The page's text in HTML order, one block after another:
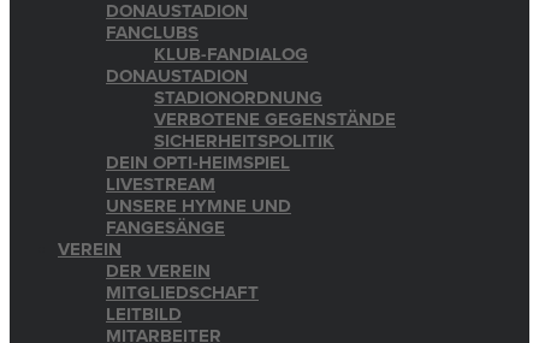
DONAUSTADION
FANCLUBS
KLUB-FANDIALOG
DONAUSTADION
STADIONORDNUNG
VERBOTENE GEGENSTÄNDE
SICHERHEITSPOLITIK
DEIN OPTI-HEIMSPIEL
LIVESTREAM
UNSERE HYMNE UND
FANGESÄNGE
VEREIN
DER VEREIN
MITGLIEDSCHAFT
LEITBILD
MITARBEITER